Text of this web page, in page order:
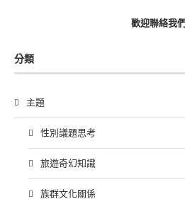
歡迎聯絡我
分類
主題
性別議題思考
旅遊奇幻知識
族群文化關係